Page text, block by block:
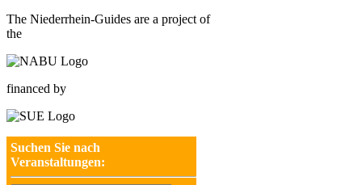
The Niederrhein-Guides are a project of
the
financed by
Suchen Sie nach
Veranstaltungen: